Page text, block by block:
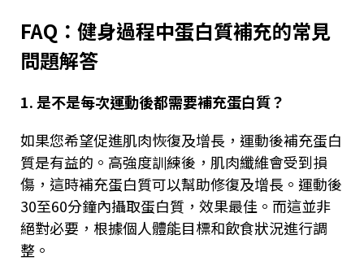
FAQ ：健身過程中蛋白質補充的常見
問題解答
1. 是不是每次運動後都需要補充蛋白質？
如果您希望促進肌肉恢復及增長，運動後補充蛋白
質是有益的。高強度訓練後，肌肉纖維會受到損
傷，這時補充蛋白質可以幫助修復及增長。運動後
30至60分鐘內攝取蛋白質，效果最佳。而這並非
絕對必要，根據個人體能目標和飲食狀況進行調
整。